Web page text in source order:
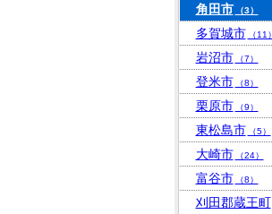
角田市 （3）
多賀城市 （11）
岩沼市 （7）
登米市 （8）
栗原市 （9）
東松島市 （5）
大崎市 （24）
富谷市 （8）
刈田郡蔵王町